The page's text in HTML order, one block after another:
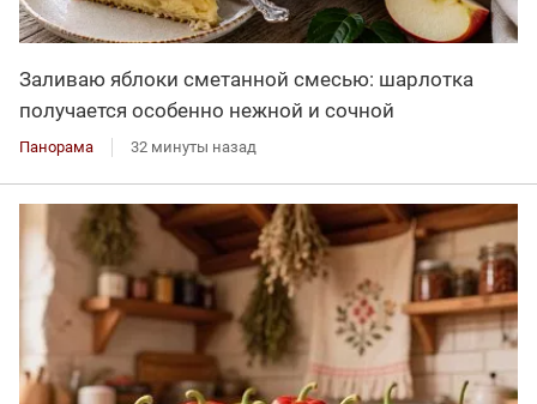
Заливаю яблоки сметанной смесью: шарлотка
получается особенно нежной и сочной
Панорама 32 минуты назад